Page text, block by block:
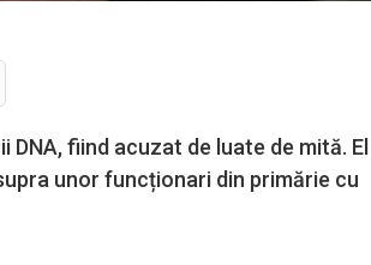
fiind acuzat de luate de mită. El
unor funcționari din primărie cu